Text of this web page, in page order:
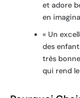
et adore
en
« Un
des
très
qui rend